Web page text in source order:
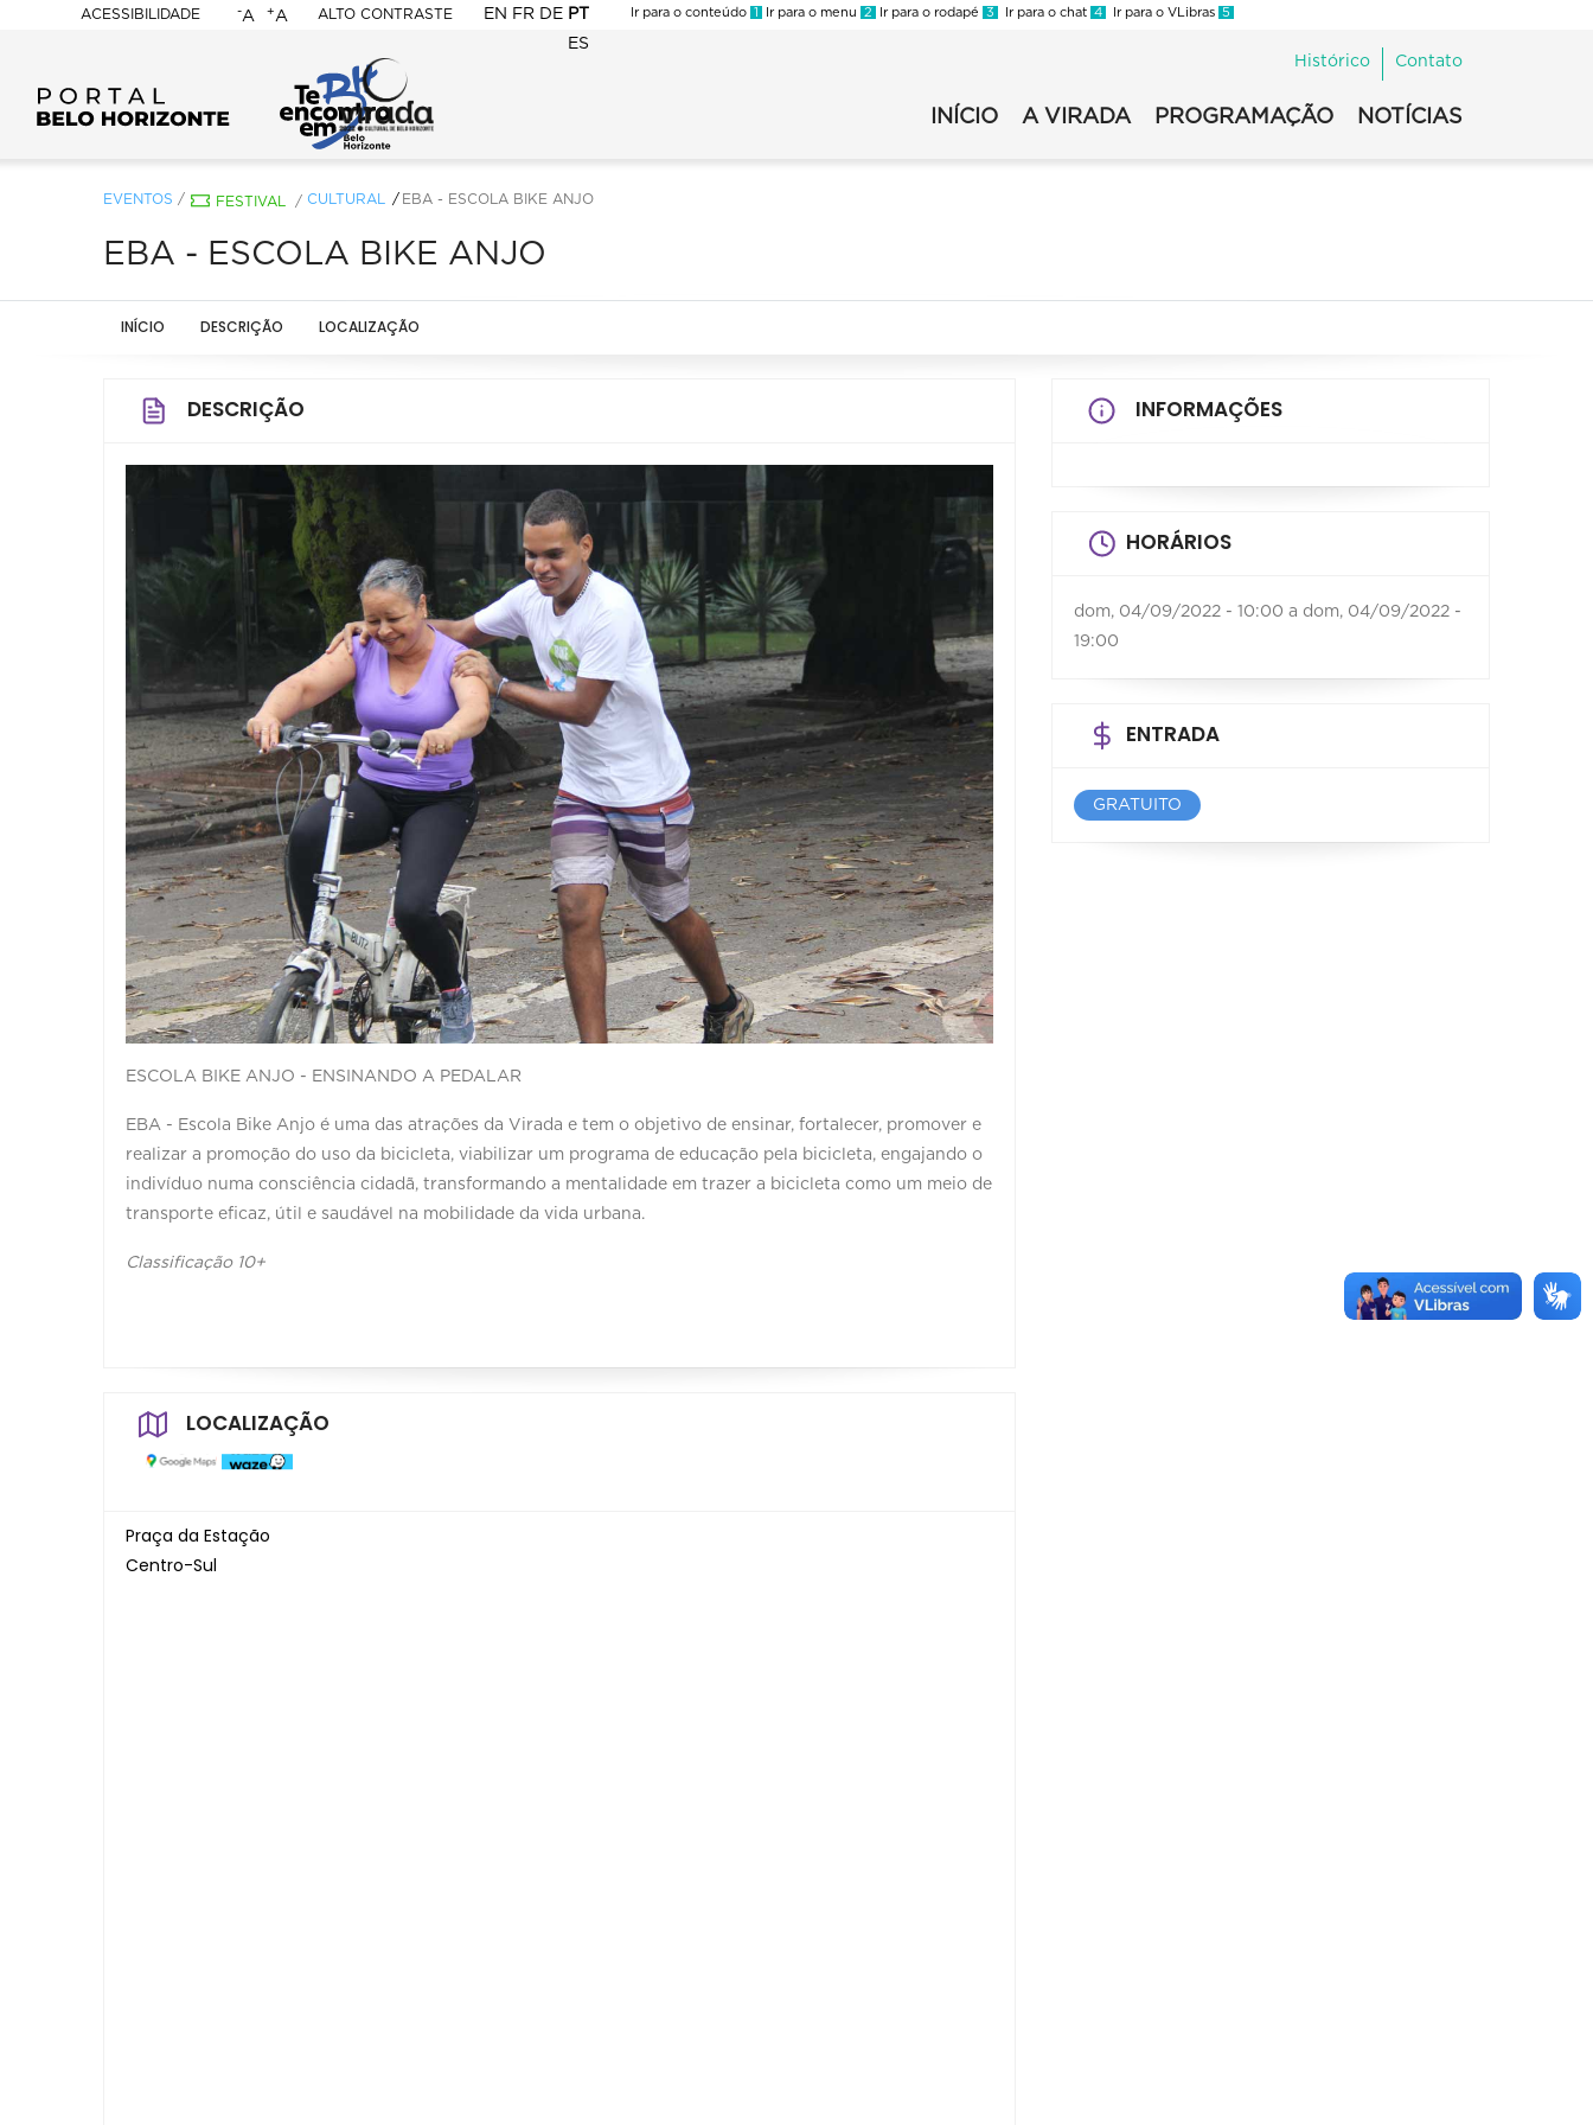
ACESSIBILIDADE
BELO
HORIZONTE
-A +A ALTO CONTRASTE EN FR DE PT
ES
Ir para o conteúdo 1 Ir para o menu 2 Ir para o rodapé 3 Ir para o chat 4 Ir para o VLibras 5
2022
Histórico Contato
-
INÍCIO A VIRADA PROGRAMAÇÃO NOTÍCIAS
EVENTOS / FESTIVAL / CULTURAL EBA - ESCOLA BIKE ANJO
EBA - ESCOLA BIKE ANJO
INÍCIO DESCRIÇÃO LOCALIZAÇÃO
DESCRIÇÃO
ESCOLA BIKE ANJO - ENSINANDO A PEDALAR
EBA - Escola Bike Anjo é uma das atrações da Virada e tem o objetivo de ensinar, fortalecer, promover e
realizar a promoção do uso da bicicleta, viabilizar um programa de educação pela bicicleta, engajando o
indivíduo numa consciência cidadã, transformando a mentalidade em trazer a bicicleta como um meio de
transporte eficaz, útil e saudável na mobilidade da vida urbana.
Classificação 10+
LOCALIZAÇÃO
Praça da Estação
Centro-Sul
INFORMAÇÕES
HORÁRIOS
dom, 04/09/2022 - 10:00 a dom, 04/09/2022 -
19:00
ENTRADA
GRATUITO